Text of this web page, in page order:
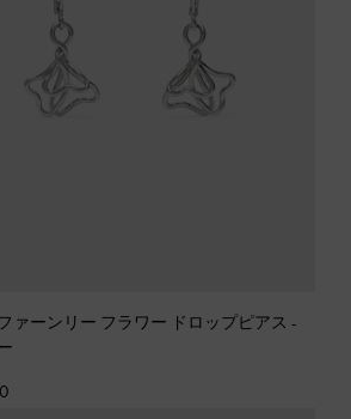
ファーンリー フラワー ドロップピアス -